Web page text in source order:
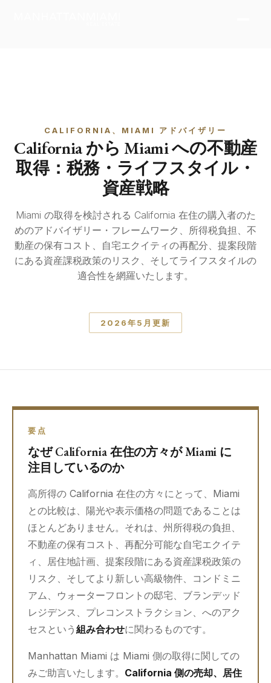
CALIFORNIA、MIAMI アドバイザリー
California から Miami への不動産
取得：税務・ライフスタイル・
資産戦略
Miami の取得を検討される California 在住の購入者のた
めのアドバイザリー・フレームワーク、所得税負担、不
動産の保有コスト、自宅エクイティの再配分、提案段階
にある資産課税政策のリスク、そしてライフスタイルの
適合性を網羅いたします。
2026年5月更新
要点
なぜ California 在住の方々が Miami に
注目しているのか
高所得の California 在住の方々にとって、Miami
との比較は、陽光や表示価格の問題であることは
ほとんどありません。それは、州所得税の負担、
不動産の保有コスト、再配分可能な自宅エクイテ
ィ、居住地計画、提案段階にある資産課税政策の
リスク、そしてより新しい高級物件、コンドミニ
アム、ウォーターフロントの邸宅、ブランデッド
レジデンス、プレコンストラクション、へのアク
セスという 組み合わせに関わるものです。
Manhattan Miami は Miami 側の取得に関しての
みご助言いたします。 California 側の売却、居住